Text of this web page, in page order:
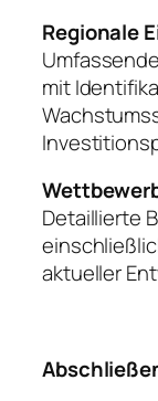
Regionale
mit
Detaillierte
aktueller